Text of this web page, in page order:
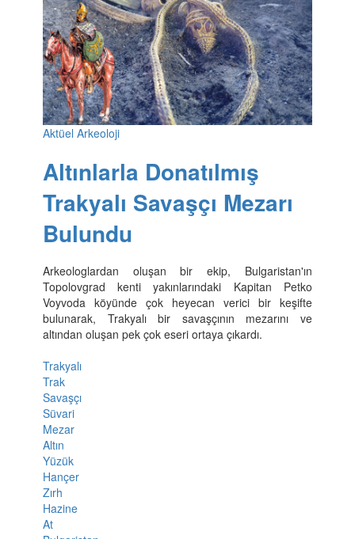
Aktüel Arkeoloji
Altınlarla Donatılmış
Trakyalı Savaşçı Mezarı
Bulundu
Arkeologlardan oluşan bir ekip, Bulgaristan'ın
Topolovgrad kenti yakınlarındaki Kapitan Petko
Voyvoda köyünde çok heyecan verici bir keşifte
bulunarak, Trakyalı bir savaşçının mezarını ve
altından oluşan pek çok eseri ortaya çıkardı.
Trakyalı
Trak
Savaşçı
Süvari
Mezar
Altın
Yüzük
Hançer
Zırh
Hazine
At